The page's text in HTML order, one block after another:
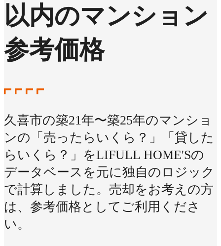
以内のマンション
参考価格
久喜市の築21年〜築25年のマンショ
ンの「売ったらいくら？」「貸した
らいくら？」をLIFULL HOME'Sの
データベースを元に独自のロジック
で計算しました。売却をお考えの方
は、参考価格としてご利用くださ
い。